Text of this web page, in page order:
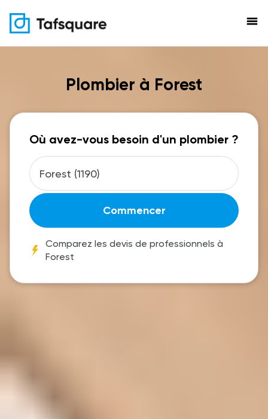
menu
Plombier à Forest
Où avez-vous besoin d'un plombier ?
Commencer
Comparez les devis de professionnels à
Forest